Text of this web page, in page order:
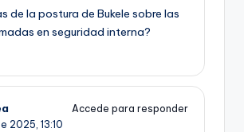
de la postura de Bukele sobre las
en seguridad interna?
Accede para responder
2025, 13:10